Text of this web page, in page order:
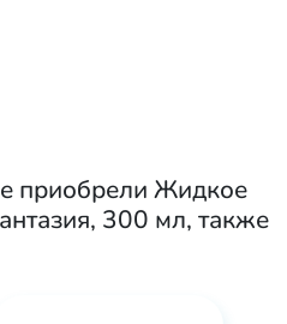
приобрели Жидкое
300 мл, также